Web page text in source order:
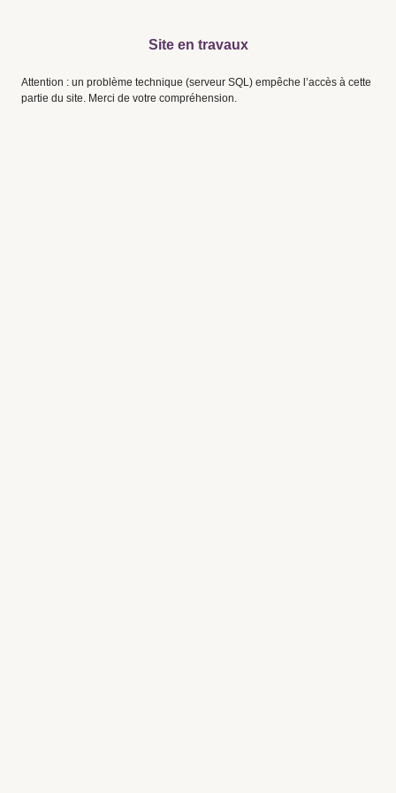
Site en travaux
Attention : un problème technique (serveur SQL) empêche l’accès à cette
partie du site. Merci de votre compréhension.